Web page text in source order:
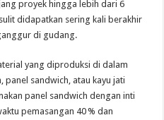
proyek hingga lebih dari 6
didapatkan sering kali berakhir
di gudang.
yang diproduksi di dalam
sandwich, atau kayu jati
panel sandwich dengan inti
pemasangan 40 % dan